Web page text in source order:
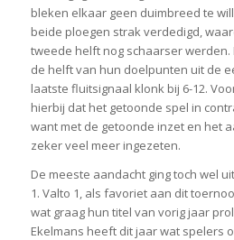
bleken elkaar geen duimbreed te
beide ploegen strak verdedigd,
tweede helft nog schaarser
de helft van hun doelpunten uit de
laatste fluitsignaal klonk bij 6-12.
hierbij dat het getoonde spel in
want met de getoonde inzet en het
zeker veel meer ingezeten.
De meeste aandacht ging toch wel
1. Valto 1, als favoriet aan dit
wat graag hun titel van vorig jaar
Ekelmans heeft dit jaar wat spelers